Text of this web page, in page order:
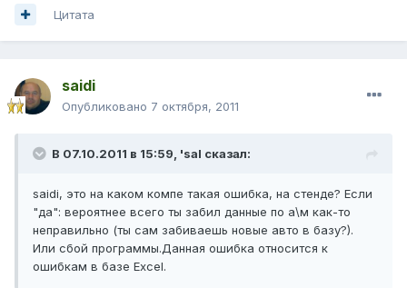
Цитата
saidi
Опубликовано 7 октября, 2011
В 07.10.2011 в 15:59, 'sal сказал:
saidi, это на каком компе такая ошибка, на стенде? Если
"да": вероятнее всего ты забил данные по а\м как-то
неправильно (ты сам забиваешь новые авто в базу?).
Или сбой программы.Данная ошибка относится к
ошибкам в базе Excel.